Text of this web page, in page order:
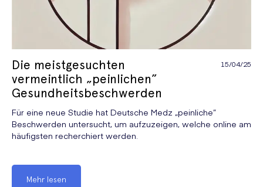
Die meistgesuchten
vermeintlich „peinlichen”
Gesundheitsbeschwerden
15/04/25
Für eine neue Studie hat Deutsche Medz „peinliche”
Beschwerden untersucht, um aufzuzeigen, welche online am
häufigsten recherchiert werden.
Mehr lesen